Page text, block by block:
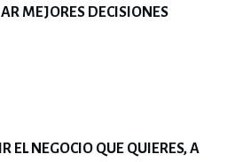
MEJORES DECISIONES
EL NEGOCIO QUE QUIERES, A